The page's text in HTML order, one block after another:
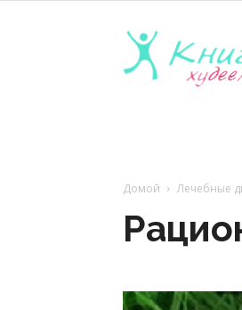
Домой Лечебные